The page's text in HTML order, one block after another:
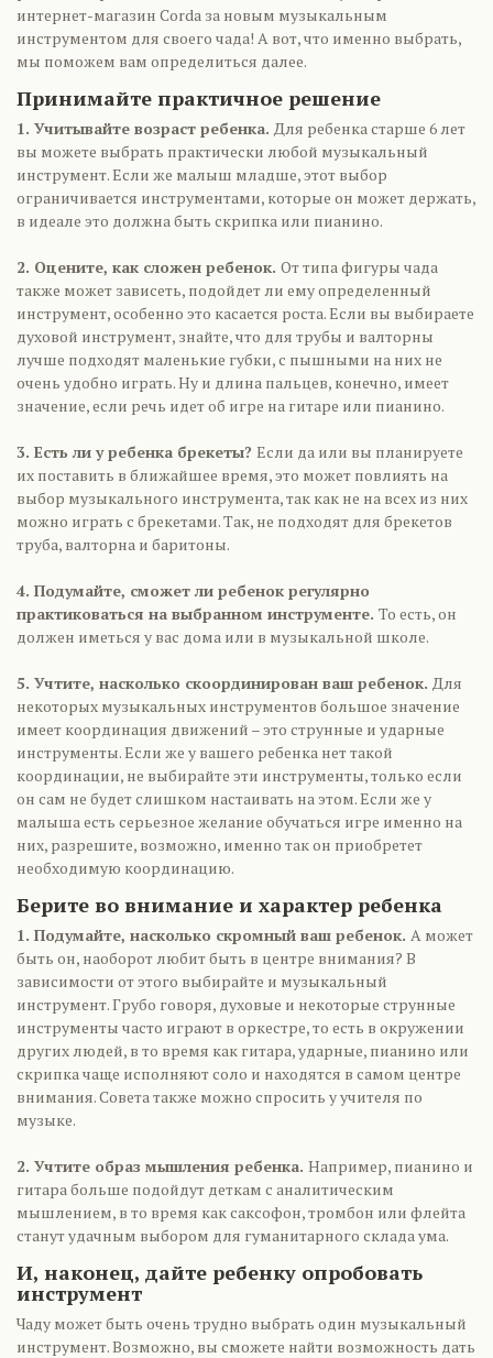
интернет-магазин Corda за новым музыкальным
инструментом для своего чада! А вот, что именно выбрать,
мы поможем вам определиться далее.
Принимайте практичное решение
1. Учитывайте возраст ребенка. Для ребенка старше 6 лет
вы можете выбрать практически любой музыкальный
инструмент. Если же малыш младше, этот выбор
ограничивается инструментами, которые он может держать,
в идеале это должна быть скрипка или пианино.
2. Оцените, как сложен ребенок. От типа фигуры чада
также может зависеть, подойдет ли ему определенный
инструмент, особенно это касается роста. Если вы выбираете
духовой инструмент, знайте, что для трубы и валторны
лучше подходят маленькие губки, с пышными на них не
очень удобно играть. Ну и длина пальцев, конечно, имеет
значение, если речь идет об игре на гитаре или пианино.
3. Есть ли у ребенка брекеты? Если да или вы планируете
их поставить в ближайшее время, это может повлиять на
выбор музыкального инструмента, так как не на всех из них
можно играть с брекетами. Так, не подходят для брекетов
труба, валторна и баритоны.
4. Подумайте, сможет ли ребенок регулярно
практиковаться на выбранном инструменте. То есть, он
должен иметься у вас дома или в музыкальной школе.
5. Учтите, насколько скоординирован ваш ребенок. Для
некоторых музыкальных инструментов большое значение
имеет координация движений – это струнные и ударные
инструменты. Если же у вашего ребенка нет такой
координации, не выбирайте эти инструменты, только если
он сам не будет слишком настаивать на этом. Если же у
малыша есть серьезное желание обучаться игре именно на
них, разрешите, возможно, именно так он приобретет
необходимую координацию.
Берите во внимание и характер ребенка
1. Подумайте, насколько скромный ваш ребенок. А может
быть он, наоборот любит быть в центре внимания? В
зависимости от этого выбирайте и музыкальный
инструмент. Грубо говоря, духовые и некоторые струнные
инструменты часто играют в оркестре, то есть в окружении
других людей, в то время как гитара, ударные, пианино или
скрипка чаще исполняют соло и находятся в самом центре
внимания. Совета также можно спросить у учителя по
музыке.
2. Учтите образ мышления ребенка. Например, пианино и
гитара больше подойдут деткам с аналитическим
мышлением, в то время как саксофон, тромбон или флейта
станут удачным выбором для гуманитарного склада ума.
И, наконец, дайте ребенку опробовать
инструмент
Чаду может быть очень трудно выбрать один музыкальный
инструмент. Возможно, вы сможете найти возможность дать